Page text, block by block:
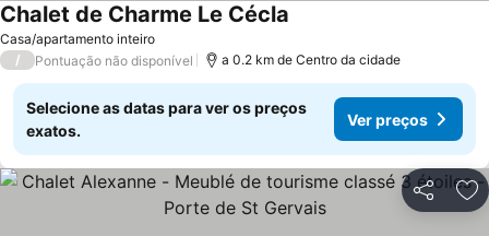
Casa/apartamento inteiro
Chalet de Charme Le Cécla
/ Pontuação não disponível a 0.2 km de Centro da cidade
Selecione as datas para ver os preços
exatos.
Ver preços
Partilhar